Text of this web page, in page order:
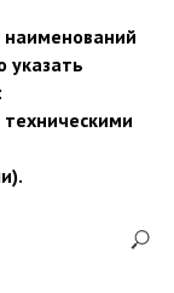
наименований
указать